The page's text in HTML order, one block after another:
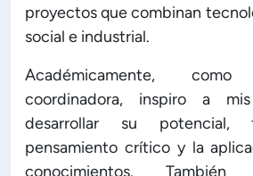
proyectos que combinan
social e industrial.
Académicamente,
coordinadora, inspiro a
desarrollar su potencial,
pensamiento crítico y la
conocimientos.